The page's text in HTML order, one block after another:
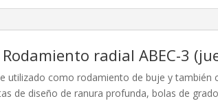
radial ABEC-3
utilizado como rodamiento de buje y
de diseño de ranura profunda, bolas de